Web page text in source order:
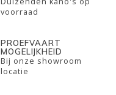
voorraad
PROEFVAART
MOGELIJKHEID
Bij onze showroom
locatie